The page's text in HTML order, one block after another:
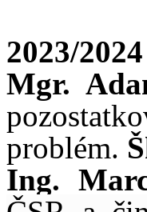
2023/2024
Mgr.
problém.
Ing.